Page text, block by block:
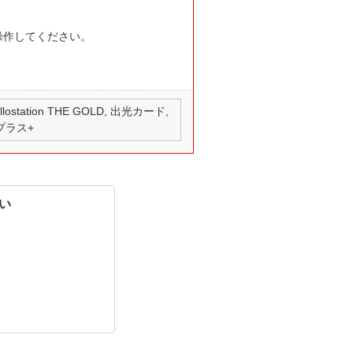
してください。
THE GOLD, 出光カード,
ラス+